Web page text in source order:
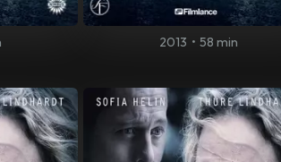
2013 • 58 min